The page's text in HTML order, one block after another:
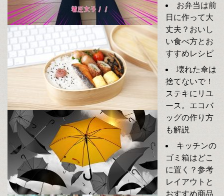
お弁当は前
日に作って大
丈夫？おいし
い食べ方とお
すすめレシピ
壊れた傘は
捨てないで！
ステキにリユ
ース。エコバ
ッグの作り方
も解説
キッチンの
ゴミ箱はどこ
に置く？参考
レイアウトと
おすすめ商品